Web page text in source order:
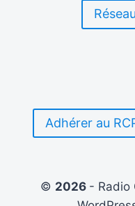
Adhérer au
© 2026 - Radio